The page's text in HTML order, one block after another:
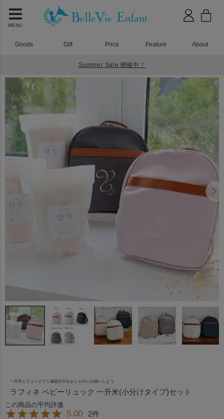
MENU
Goods Gift Price Feature About
Summer Sale 開催中！
ラフィネ ベビーリュック 一升米(小分けタイプ)セット
一升米とリュックで１歳誕生日をおしゃれにお祝いしよう
ラフィネ ベビーリュック 一升米(小分けタイプ)セット
5.00 2